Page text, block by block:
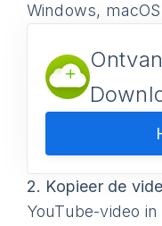
Windows,
2. Kopieer de
YouTube-video